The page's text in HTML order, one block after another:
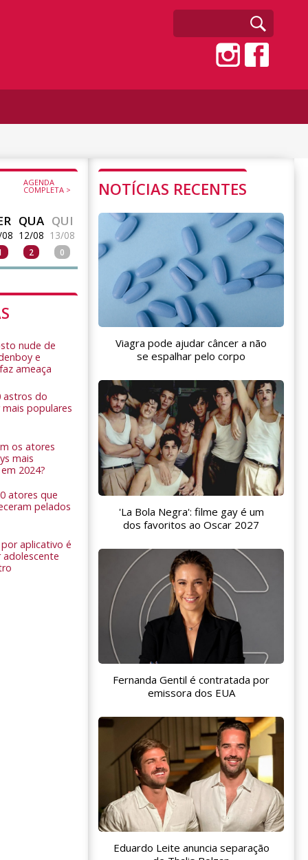
AGENDA
COMPLETA >
QUA
12/08
2
QUI
13/08
0
nude de
e
ameaça
astros do
populares
os atores
mais
2024?
atores que
pelados
aplicativo é
NOTÍCIAS RECENTES
Viagra pode ajudar câncer a não
se espalhar pelo corpo
'La Bola Negra': filme gay é um
dos favoritos ao Oscar 2027
Fernanda Gentil é contratada por
emissora dos EUA
Eduardo Leite anuncia separação